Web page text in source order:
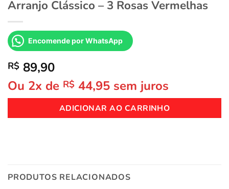
Arranjo Clássico – 3 Rosas Vermelhas
Encomende por WhatsApp
R$ 89,90
Ou 2x de R$ 44,95 sem juros
ADICIONAR AO CARRINHO
PRODUTOS RELACIONADOS